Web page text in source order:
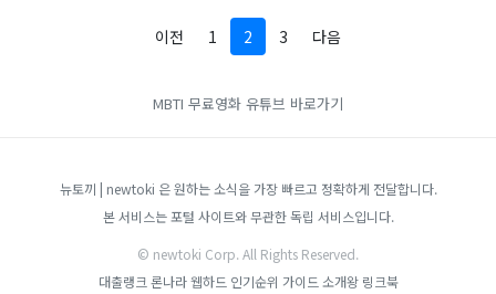
이전 1 2 3 다음
MBTI 무료영화 유튜브 바로가기
뉴토끼 | newtoki 은 원하는 소식을 가장 빠르고 정확하게 전달합니다.
본 서비스는 포털 사이트와 무관한 독립 서비스입니다.
© newtoki Corp. All Rights Reserved.
대출랭크 론나라 웹하드 인기순위 가이드 소개왕 링크북